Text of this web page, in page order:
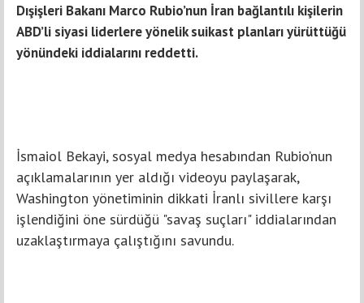
Dışişleri Bakanı Marco Rubio’nun İran bağlantılı kişilerin
ABD’li siyasi liderlere yönelik suikast planları yürüttüğü
yönündeki iddialarını reddetti.
İsmaiol Bekayi, sosyal medya hesabından Rubio’nun
açıklamalarının yer aldığı videoyu paylaşarak,
Washington yönetiminin dikkati İranlı sivillere karşı
işlendiğini öne sürdüğü "savaş suçları" iddialarından
uzaklaştırmaya çalıştığını savundu.